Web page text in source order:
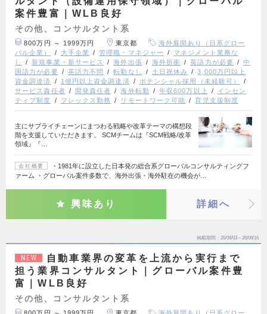
案件豊富｜WLB良好
その他、コンサルタント系
800万円 ～ 1999万円 東京都
海外展開あり（日系グロー
バル企業）
大手企業 管理職・マネジャー
マネジメント業務な
し
新規事業・新サービス 海外出張 海外折衝 英語力が必要
中
国語力が必要
英語力不問 転勤なし 土日祝休み
3,000万円以上
資金調達済
1億円以上資金調達済
ポテンシャル採用（未経験可）
サービス責任者
開発責任者 海外転勤 年収600万以上
インセン
ティブ制度
フレックス勤務 リモートワーク可能 育児支援制度
主にサプライチェーンにまつわる戦略や改革テーマの構想段
階を支援していただきます。 SCMチームは『SCM戦略/改革
領域』『…
会社概要
・1981年に設立した日本発の総合系グローバルコンサルティングフ
ァーム ・グローバル案件多数で、海外出張・海外駐在の機会が…
興味あり 詳細へ
掲載期間 26/08/03～26/08/16
NEW
自動車業界の変革を上流から実行まで
担う業界コンサルタント｜グローバル案件豊
富｜WLB良好
その他、コンサルタント系